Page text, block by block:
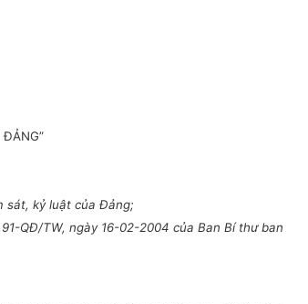
sát, kỷ luật của Đảng;
QĐ/TW, ngày 16-02-2004 của Ban Bí thư ban